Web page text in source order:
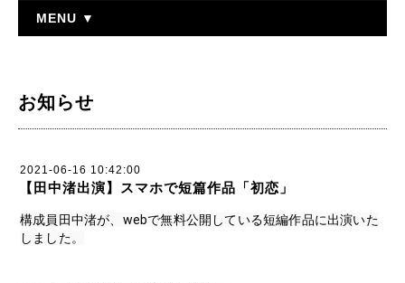
MENU ▼
お知らせ
2021-06-16 10:42:00
【田中渚出演】スマホで短篇作品「初恋」
構成員田中渚が、webで無料公開している短編作品に出演いた
しました。